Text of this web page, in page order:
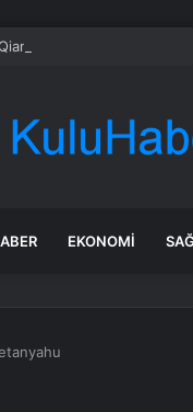
Ukrayna
EKONOMI